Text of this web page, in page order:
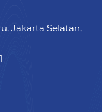
Jakarta Selatan,